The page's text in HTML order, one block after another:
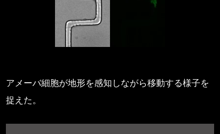
アメーバ細胞が地形を感知しながら移動する様子を
捉えた。